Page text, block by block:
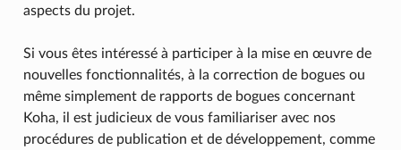
aspects du projet.
Si vous êtes intéressé à participer à la mise en œuvre de
nouvelles fonctionnalités, à la correction de bogues ou
même simplement de rapports de bogues concernant
Koha, il est judicieux de vous familiariser avec nos
procédures de publication et de développement, comme